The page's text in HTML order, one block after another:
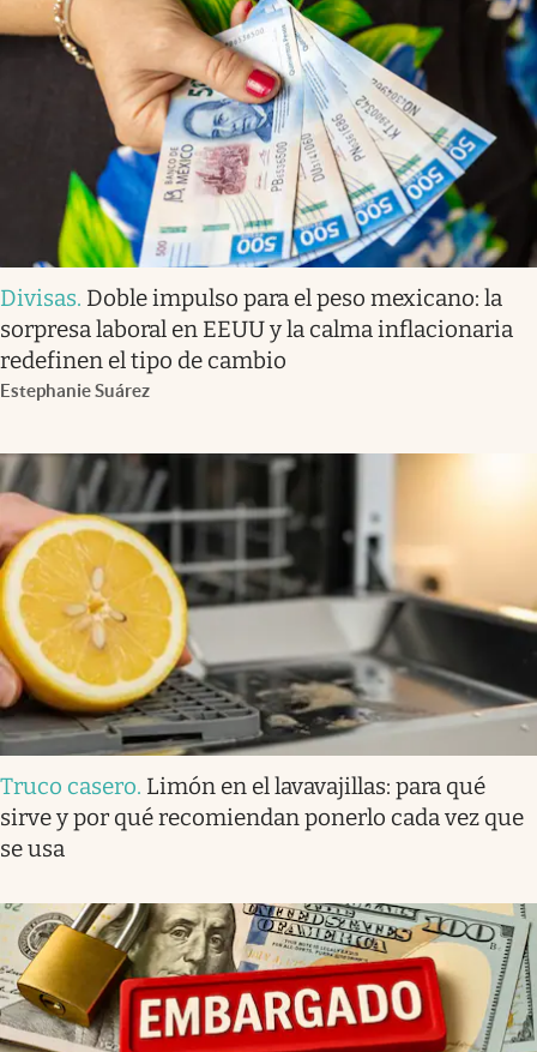
Divisas. Doble impulso para el peso mexicano: la
sorpresa laboral en EEUU y la calma inflacionaria
redefinen el tipo de cambio
Estephanie Suárez
Truco casero. Limón en el lavavajillas: para qué
sirve y por qué recomiendan ponerlo cada vez que
se usa